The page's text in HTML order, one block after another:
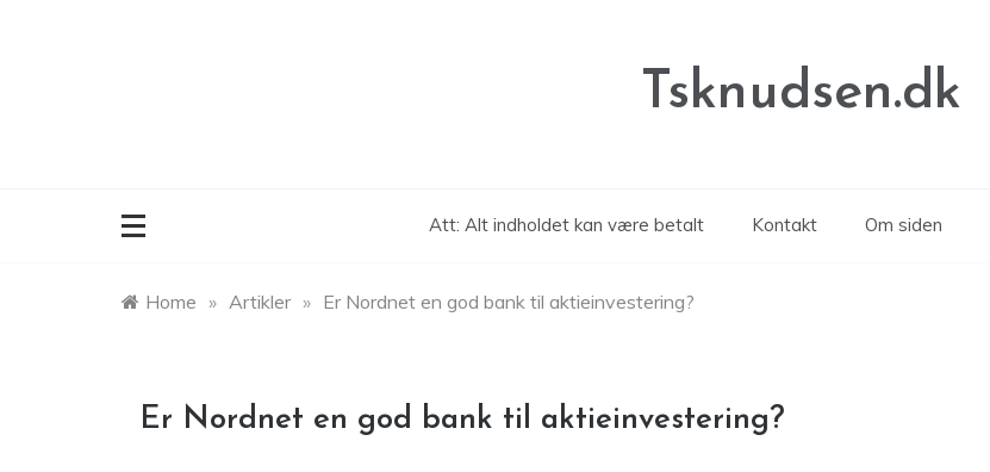
Tsknudsen.dk
Att: Alt indholdet kan være betalt Kontakt Om siden
Home » Artikler » Er Nordnet en god bank til aktieinvestering?
Er Nordnet en god bank til aktieinvestering?